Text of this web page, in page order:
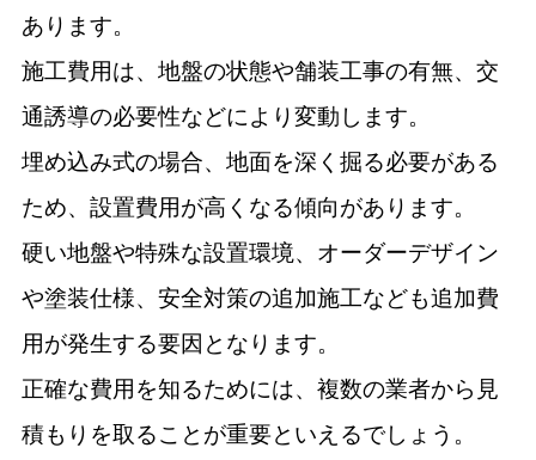
あります。
施工費用は、地盤の状態や舗装工事の有無、交
通誘導の必要性などにより変動します。
埋め込み式の場合、地面を深く掘る必要がある
ため、設置費用が高くなる傾向があります。
硬い地盤や特殊な設置環境、オーダーデザイン
や塗装仕様、安全対策の追加施工なども追加費
用が発生する要因となります。
正確な費用を知るためには、複数の業者から見
積もりを取ることが重要といえるでしょう。